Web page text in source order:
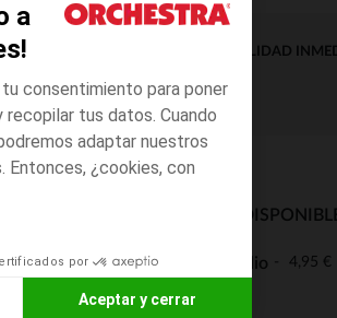
a
consentimiento para poner
recopilar tus datos. Cuando
adaptar nuestros
¿cookies, con
por
Aceptar y cerrar
DISPONIBILIDAD
MODOS DE ENVÍO
Entrega a domicilio 4,95 €